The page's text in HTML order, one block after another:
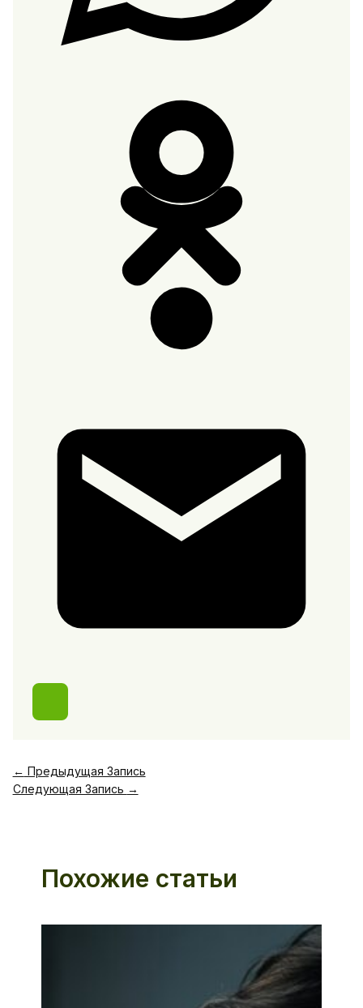
← Предыдущая Запись
Следующая Запись →
Похожие статьи